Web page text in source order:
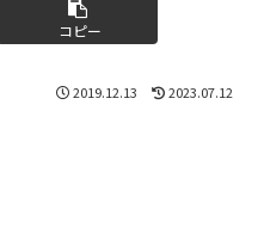
コピー
2019.12.13 2023.07.12